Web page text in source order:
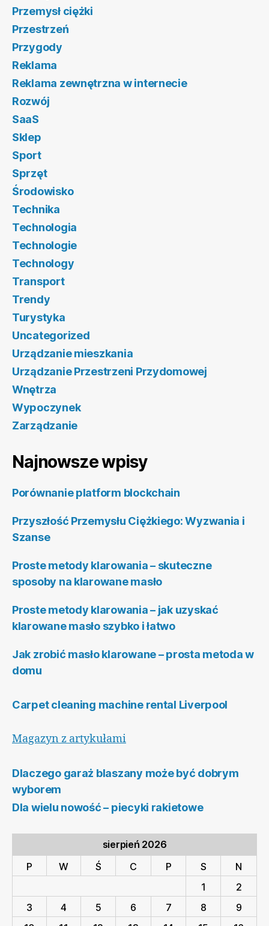
Przemysł ciężki
Przestrzeń
Przygody
Reklama
Reklama zewnętrzna w internecie
Rozwój
SaaS
Sklep
Sport
Sprzęt
Środowisko
Technika
Technologia
Technologie
Technology
Transport
Trendy
Turystyka
Uncategorized
Urządzanie mieszkania
Urządzanie Przestrzeni Przydomowej
Wnętrza
Wypoczynek
Zarządzanie
Najnowsze wpisy
Porównanie platform blockchain
Przyszłość Przemysłu Ciężkiego: Wyzwania i
Szanse
Proste metody klarowania – skuteczne
sposoby na klarowane masło
Proste metody klarowania – jak uzyskać
klarowane masło szybko i łatwo
Jak zrobić masło klarowane – prosta metoda w
domu
Carpet cleaning machine rental Liverpool
Magazyn z artykułami
Dlaczego garaż blaszany może być dobrym
wyborem
Dla wielu nowość – piecyki rakietowe
sierpień 2026
P
W Ś C P S
N
1
2
3
4 5 6 7 8
9